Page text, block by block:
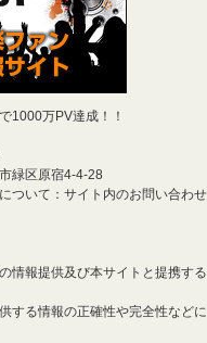
1000万PV達成！！
緑区原宿4-4-28
ついて：サイト内のお問い合わ
情報提供及び本サイトと提携す
する情報の正確性や完全性など